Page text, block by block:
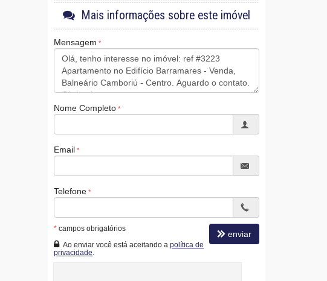
Mais informações sobre este imóvel
Mensagem
Nome Completo
Email
Telefone
* campos obrigatórios
Ao enviar você está aceitando a política de
privacidade
enviar